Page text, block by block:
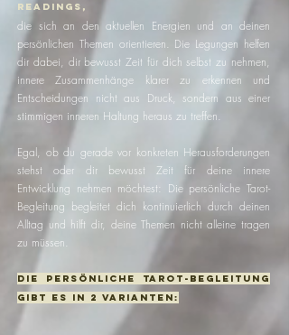
Readings,
die sich an den aktuellen Energien und an deinen
persönlichen Themen orientieren. Die Legungen helfen
dir dabei, dir bewusst Zeit für dich selbst zu nehmen,
innere Zusammenhänge klarer zu erkennen und
Entscheidungen nicht aus Druck, sondern aus einer
stimmigen inneren Haltung heraus zu treffen.
Egal, ob du gerade vor konkreten Herausforderungen
stehst oder dir bewusst Zeit für deine innere
Entwicklung nehmen möchtest: Die persönliche Tarot-
Begleitung begleitet dich kontinuierlich durch deinen
Alltag und hilft dir, deine Themen nicht alleine tragen
zu müssen.
Die Persönliche tarot-begleitung
gibt es in 2 varianten: